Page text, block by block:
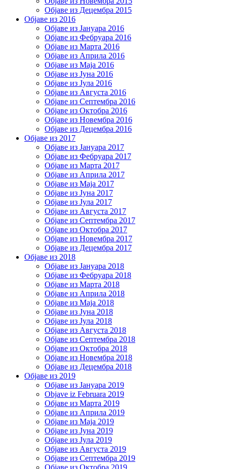
Објаве из Децембра 2015
Објаве из 2016
Објаве из Јануара 2016
Објаве из Фебруара 2016
Објаве из Марта 2016
Објаве из Априла 2016
Објаве из Маја 2016
Објаве из Јуна 2016
Објаве из Јула 2016
Објаве из Августа 2016
Објаве из Септембра 2016
Објаве из Октобра 2016
Објаве из Новембра 2016
Објаве из Децембра 2016
Објаве из 2017
Објаве из Јануара 2017
Објаве из Фебруара 2017
Објаве из Марта 2017
Објаве из Априла 2017
Објаве из Маја 2017
Објаве из Јуна 2017
Објаве из Јула 2017
Објаве из Августа 2017
Објаве из Септембра 2017
Објаве из Октобра 2017
Објаве из Новембра 2017
Објаве из Децембра 2017
Објаве из 2018
Објаве из Јануара 2018
Објаве из Фебруара 2018
Објаве из Марта 2018
Објаве из Априла 2018
Објаве из Маја 2018
Објаве из Јуна 2018
Објаве из Јула 2018
Објаве из Августа 2018
Објаве из Септембра 2018
Објаве из Октобра 2018
Објаве из Новембра 2018
Објаве из Децембра 2018
Објаве из 2019
Објаве из Јануара 2019
Objave iz Februara 2019
Објаве из Марта 2019
Објаве из Априла 2019
Објаве из Маја 2019
Објаве из Јуна 2019
Објаве из Јула 2019
Објаве из Августа 2019
Објаве из Септембра 2019